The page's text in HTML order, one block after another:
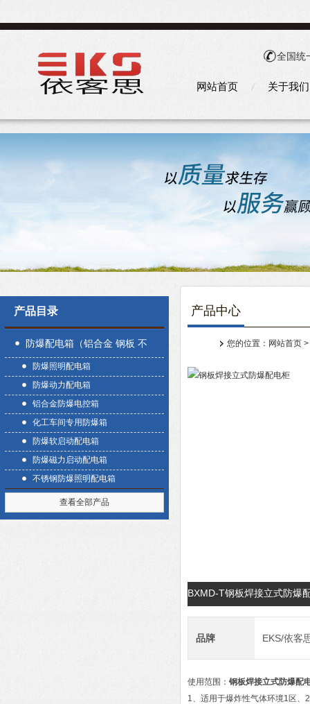
全国统
网站首页 关于我们
产品目录
防爆配电箱（铝合金 钢板 不
锈钢）
防爆照明配电箱
防爆动力配电箱
铝合金防爆电控箱
化工车间专用防爆箱
防爆软启动配电箱
防爆磁力启动配电箱
不锈钢防爆照明配电箱
查看全部产品
产品中心
您的位置： 网站首页 >
BXMD-T钢板焊接立式防爆
品牌 EKS/依客
使用范围： 钢板焊接立式防爆配
1、适用于爆炸性气体环境1区、